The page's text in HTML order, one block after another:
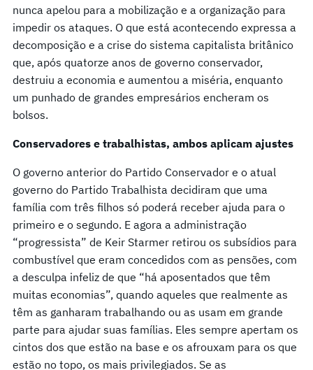
nunca apelou para a mobilização e a organização para
impedir os ataques. O que está acontecendo expressa a
decomposição e a crise do sistema capitalista britânico
que, após quatorze anos de governo conservador,
destruiu a economia e aumentou a miséria, enquanto
um punhado de grandes empresários encheram os
bolsos.
Conservadores e trabalhistas, ambos aplicam ajustes
O governo anterior do Partido Conservador e o atual
governo do Partido Trabalhista decidiram que uma
família com três filhos só poderá receber ajuda para o
primeiro e o segundo. E agora a administração
“progressista” de Keir Starmer retirou os subsídios para
combustível que eram concedidos com as pensões, com
a desculpa infeliz de que “há aposentados que têm
muitas economias”, quando aqueles que realmente as
têm as ganharam trabalhando ou as usam em grande
parte para ajudar suas famílias. Eles sempre apertam os
cintos dos que estão na base e os afrouxam para os que
estão no topo, os mais privilegiados. Se as